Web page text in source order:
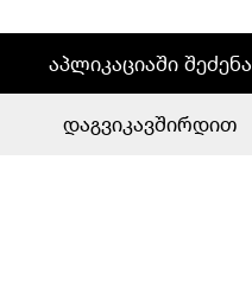
აპლიკაციაში შეძენა
დაგვიკავშირდით